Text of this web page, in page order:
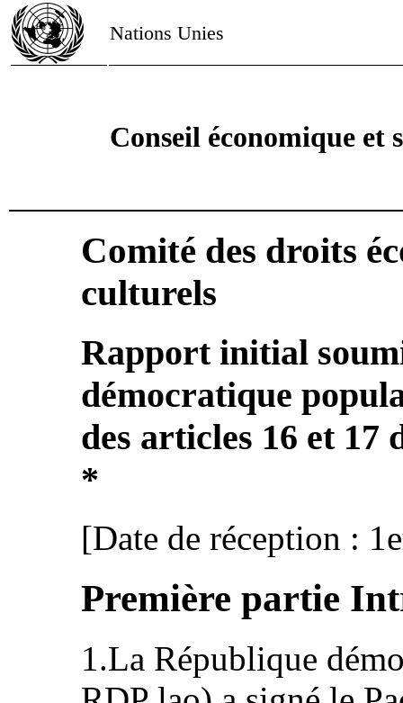
Nations Unies
Conseil économique et
Comité des droits
culturels
Rapport initial
démocratique
des articles 16 et 17
*
[Date de réception :
Première partie
1.La République